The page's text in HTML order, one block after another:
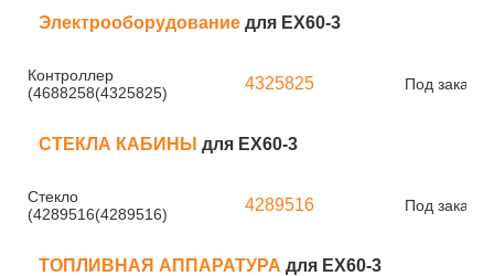
Электрооборудование для EX60-3
Контроллер
(4688258(4325825)
4325825 Под заказ
СТЕКЛА КАБИНЫ для EX60-3
Стекло
(4289516(4289516)
4289516 Под заказ
ТОПЛИВНАЯ АППАРАТУРА для EX60-3